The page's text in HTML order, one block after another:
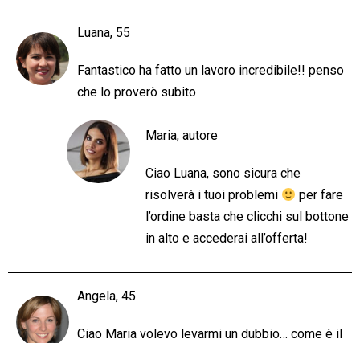
Luana, 55
Fantastico ha fatto un lavoro incredibile!! penso
che lo proverò subito
Maria, autore
Ciao Luana, sono sicura che
risolverà i tuoi problemi
per fare
l’ordine basta che clicchi sul bottone
in alto e accederai all’offerta!
Angela, 45
Ciao Maria volevo levarmi un dubbio… come è il